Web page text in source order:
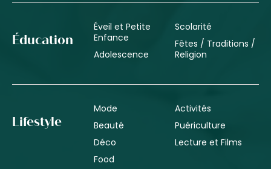
Éducation
Éveil et Petite
Enfance
Adolescence
Scolarité
Fêtes / Traditions /
Religion
Lifestyle
Mode
Beauté
Déco
Food
Activités
Puériculture
Lecture et Films